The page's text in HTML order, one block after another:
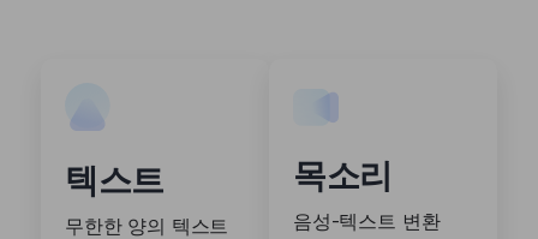
텍스트
무한한 양의 텍스트
목소리
음성-텍스트 변환